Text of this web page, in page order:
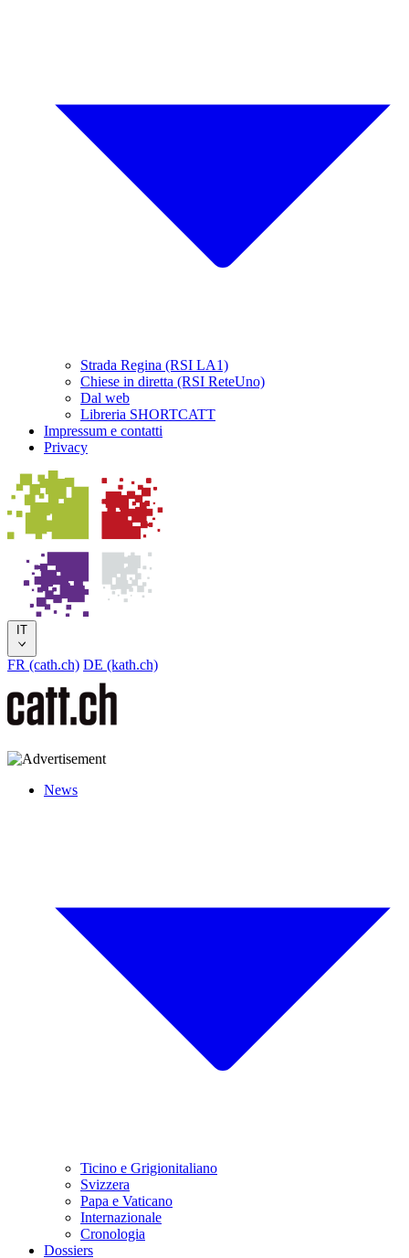
Strada Regina (RSI LA1)
Chiese in diretta (RSI ReteUno)
Dal web
Libreria SHORTCATT
Impressum e contatti
Privacy
IT
FR (cath.ch) DE (kath.ch)
News
Ticino e Grigionitaliano
Svizzera
Papa e Vaticano
Internazionale
Cronologia
Dossiers